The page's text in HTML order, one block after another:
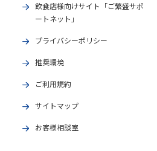
飲食店様向けサイト「ご繁盛サポ
ートネット」
プライバシーポリシー
推奨環境
ご利用規約
サイトマップ
お客様相談室